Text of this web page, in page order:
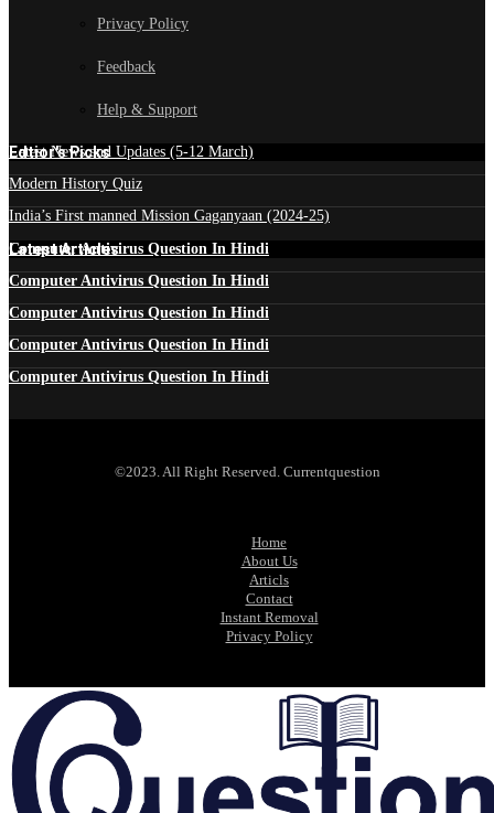
Privacy Policy
Feedback
Help & Support
Edtior's Picks
Latest News and Updates (5-12 March)
Modern History Quiz
India’s First manned Mission Gaganyaan (2024-25)
Latest Articles
Computer Antivirus Question In Hindi
Computer Antivirus Question In Hindi
Computer Antivirus Question In Hindi
Computer Antivirus Question In Hindi
Computer Antivirus Question In Hindi
©2023. All Right Reserved. Currentquestion
Home
About Us
Articls
Contact
Instant Removal
Privacy Policy